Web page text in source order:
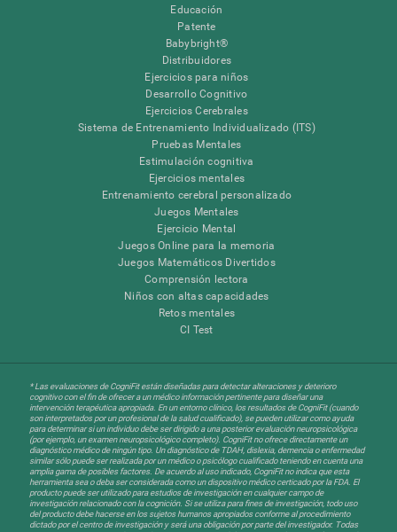
Educación
Patente
Babybright®
Distribuidores
Ejercicios para niños
Desarrollo Cognitivo
Ejercicios Cerebrales
Sistema de Entrenamiento Individualizado (ITS)
Pruebas Mentales
Estimulación cognitiva
Ejercicios mentales
Entrenamiento cerebral personalizado
Juegos Mentales
Ejercicio Mental
Juegos Online para la memoria
Juegos Matemáticos Divertidos
Comprensión lectora
Niños con altas capacidades
Retos mentales
CI Test
* Las evaluaciones de CogniFit están diseñadas para detectar alteraciones y deterioro
cognitivo con el fin de ofrecer a un médico información pertinente para diseñar una
intervención terapéutica apropiada. En un entorno clínico, los resultados de CogniFit (cuando
son interpretados por un profesional de la salud cualificado), se pueden utilizar como ayuda
para determinar si un individuo debe ser dirigido a una posterior evaluación neuropsicológica
(por ejemplo, un examen neuropsicológico completo). CogniFit no ofrece directamente un
diagnóstico médico de ningún tipo. Un diagnóstico de TDAH, dislexia, demencia o enfermedad
similar sólo puede ser realizada por un médico o psicólogo cualificado teniendo en cuenta una
amplia gama de posibles factores. De acuerdo al uso indicado, CogniFit no indica que esta
herramienta sea o deba ser considerada como un dispositivo médico certicado por la FDA. El
producto puede ser utilizado para estudios de investigación en cualquier campo de
investigación relacionado con la cognición. Si se utiliza para fines de investigación, todo uso
del producto debe hacerse en los sujetos humanos apropiados conforme al procedimiento
dictado por el centro de investigación y será una obligación por parte del investigador. Todas